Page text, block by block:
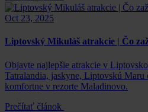
Oct 23, 2025
Liptovský Mikuláš atrakcie | Čo
Objavte najlepšie atrakcie v
Tatralandia, jaskyne, Liptovskú Maru
komfortne v rezorte Maladinovo.
Prečítať článok